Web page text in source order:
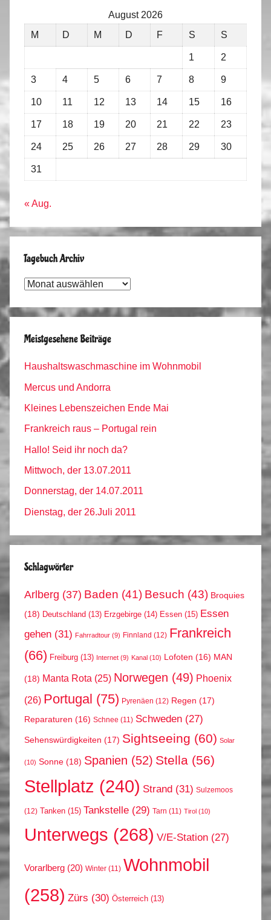
August 2026
M
D M D F S S
1 2
3 4 5 6 7 8 9
10 11 12 13 14 15 16
17 18 19 20 21 22 23
24 25 26 27 28 29 30
31
« Aug.
Tagebuch Archiv
Tagebuch
Meistgesehene Beiträge
Haushaltswaschmaschine im Wohnmobil
Mercus und Andorra
Kleines Lebenszeichen Ende Mai
Frankreich raus – Portugal rein
Hallo! Seid ihr noch da?
Mittwoch, der 13.07.2011
Donnerstag, der 14.07.2011
Dienstag, der 26.Juli 2011
Schlagwörter
Arlberg (37) Baden (41) Besuch (43) Broquies
(18) Deutschland (13) Erzgebirge (14) Essen (15) Essen
gehen (31) Fahrradtour (9) Finnland (12) Frankreich
(66) Freiburg (13) Internet (9) Kanal (10) Lofoten (16) MAN
(18) Manta Rota (25) Norwegen (49) Phoenix
(26) Portugal (75) Pyrenäen (12) Regen (17)
Reparaturen (16) Schnee (11) Schweden (27)
Sehenswürdigkeiten (17) Sightseeing (60) Solar
(10) Sonne (18) Spanien (52) Stella (56)
Stellplatz (240) Strand (31) Sulzemoos
(12) Tanken (15) Tankstelle (29) Tarn (11) Tirol (10)
Unterwegs (268) V/E-Station (27)
Vorarlberg (20) Winter (11) Wohnmobil
(258) Zürs (30) Österreich (13)